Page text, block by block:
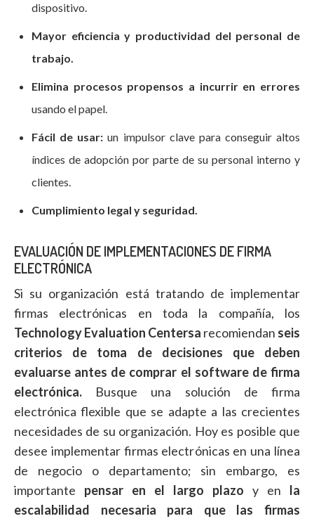
dispositivo.
Mayor eficiencia y productividad del personal de
trabajo.
Elimina procesos propensos a incurrir en errores
usando el papel.
Fácil de usar: un impulsor clave para conseguir altos
índices de adopción por parte de su personal interno y
clientes.
Cumplimiento legal y seguridad.
EVALUACIÓN DE IMPLEMENTACIONES DE FIRMA
ELECTRÓNICA
Si su organización está tratando de implementar
firmas electrónicas en toda la compañía, los
Technology Evaluation Centersa recomiendan seis
criterios de toma de decisiones que deben
evaluarse antes de comprar el software de firma
electrónica. Busque una solución de firma
electrónica flexible que se adapte a las crecientes
necesidades de su organización. Hoy es posible que
desee implementar firmas electrónicas en una línea
de negocio o departamento; sin embargo, es
importante pensar en el largo plazo y en la
escalabilidad necesaria para que las firmas